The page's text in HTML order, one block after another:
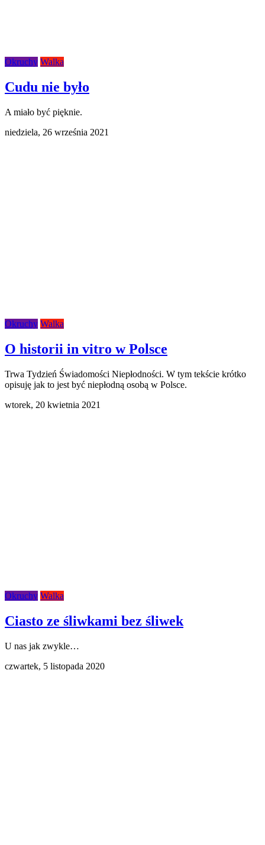
Okruchy Walka
Cudu nie było
A miało być pięknie.
niedziela, 26 września 2021
Okruchy Walka
O historii in vitro w Polsce
Trwa Tydzień Świadomości Niepłodności. W tym tekście krótko
opisuję jak to jest być niepłodną osobą w Polsce.
wtorek, 20 kwietnia 2021
Okruchy Walka
Ciasto ze śliwkami bez śliwek
U nas jak zwykle…
czwartek, 5 listopada 2020